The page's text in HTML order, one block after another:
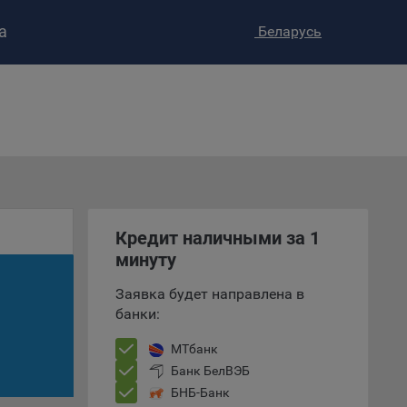
–
Беларусь
Кредит наличными за 1
минуту
Заявка будет направлена в
банки:
МТбанк
Банк БелВЭБ
БНБ-Банк